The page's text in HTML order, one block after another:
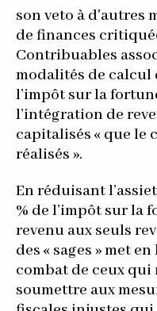
son veto à d'autres
de finances
Contribuables
modalités de calcul
l’impôt sur la
l’intégration de
capitalisés « que le
réalisés ».
En réduisant
% de l’impôt sur la
revenu aux seuls
des « sages » met
combat de ceux qui
soumettre aux